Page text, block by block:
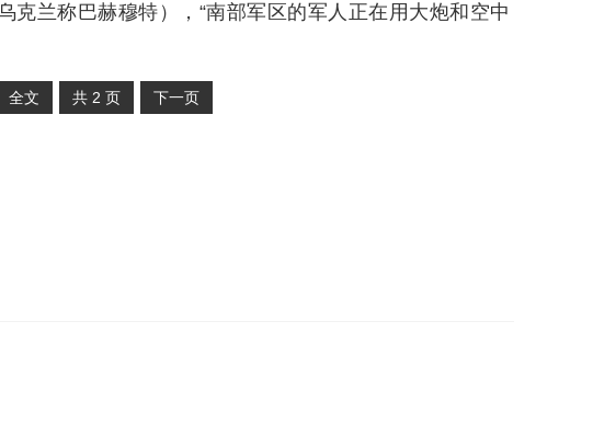
兰称巴赫穆特），“南部军区的军人正在用大炮和空中
全文 共 2 页 下一页